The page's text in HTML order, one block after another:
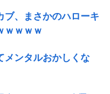
ブ、まさかのハローキ
ｗｗｗｗ
メンタルおかしくな